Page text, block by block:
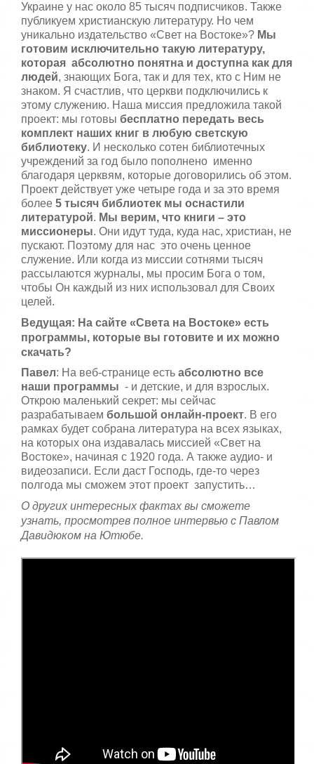
Украине у нас около 85 тысяч подписчиков. Также
публикуем христианскую литературу. Но чем
уникально издательство «Свет на Востоке»? Мы
готовим исключительно такую литературу,
которая абсолютно понятна и доступна как для
людей, знающих Бога, так и для тех, кто с Ним не
знаком. Я счастлив, что церкви подключились к
этому служению. Наша миссия предложила такой
проект: мы готовы бесплатно передать весь
комплект наших книг в любую светскую
библиотеку. И несколько сотен библиотечных
учреждений за год было пополнено именно
благодаря церквям, которые договорились об этом.
Проект действует уже четыре года и за это время
более 5 тысяч библиотек мы оснастили
литературой. Мы верим, что книги – это
миссионеры. Они идут туда, куда нас, христиан, не
пускают. Поэтому для нас это очень ценное
служение. Или когда из миссии сотнями тысяч
рассылаются журналы, мы просим Бога о том,
чтобы Он каждый из них использовал для Своих
целей.
Ведущая: На сайте «Света на Востоке» есть
программы, которые вы готовите и их можно
скачать?
Павел: На веб-странице есть абсолютно все
наши программы - и детские, и для взрослых.
Открою маленький секрет: мы сейчас
разрабатываем большой онлайн-проект. В его
рамках будет собрана литература на всех языках,
на которых она издавалась миссией «Свет на
Востоке», начиная с 1920 года. А также аудио- и
видеозаписи. Если даст Господь, где-то через
полгода мы сможем этот проект запустить…
О других интересных фактах вы сможете
узнать, просмотрев полное интервью с Павлом
Давидюком на Ютюбе.